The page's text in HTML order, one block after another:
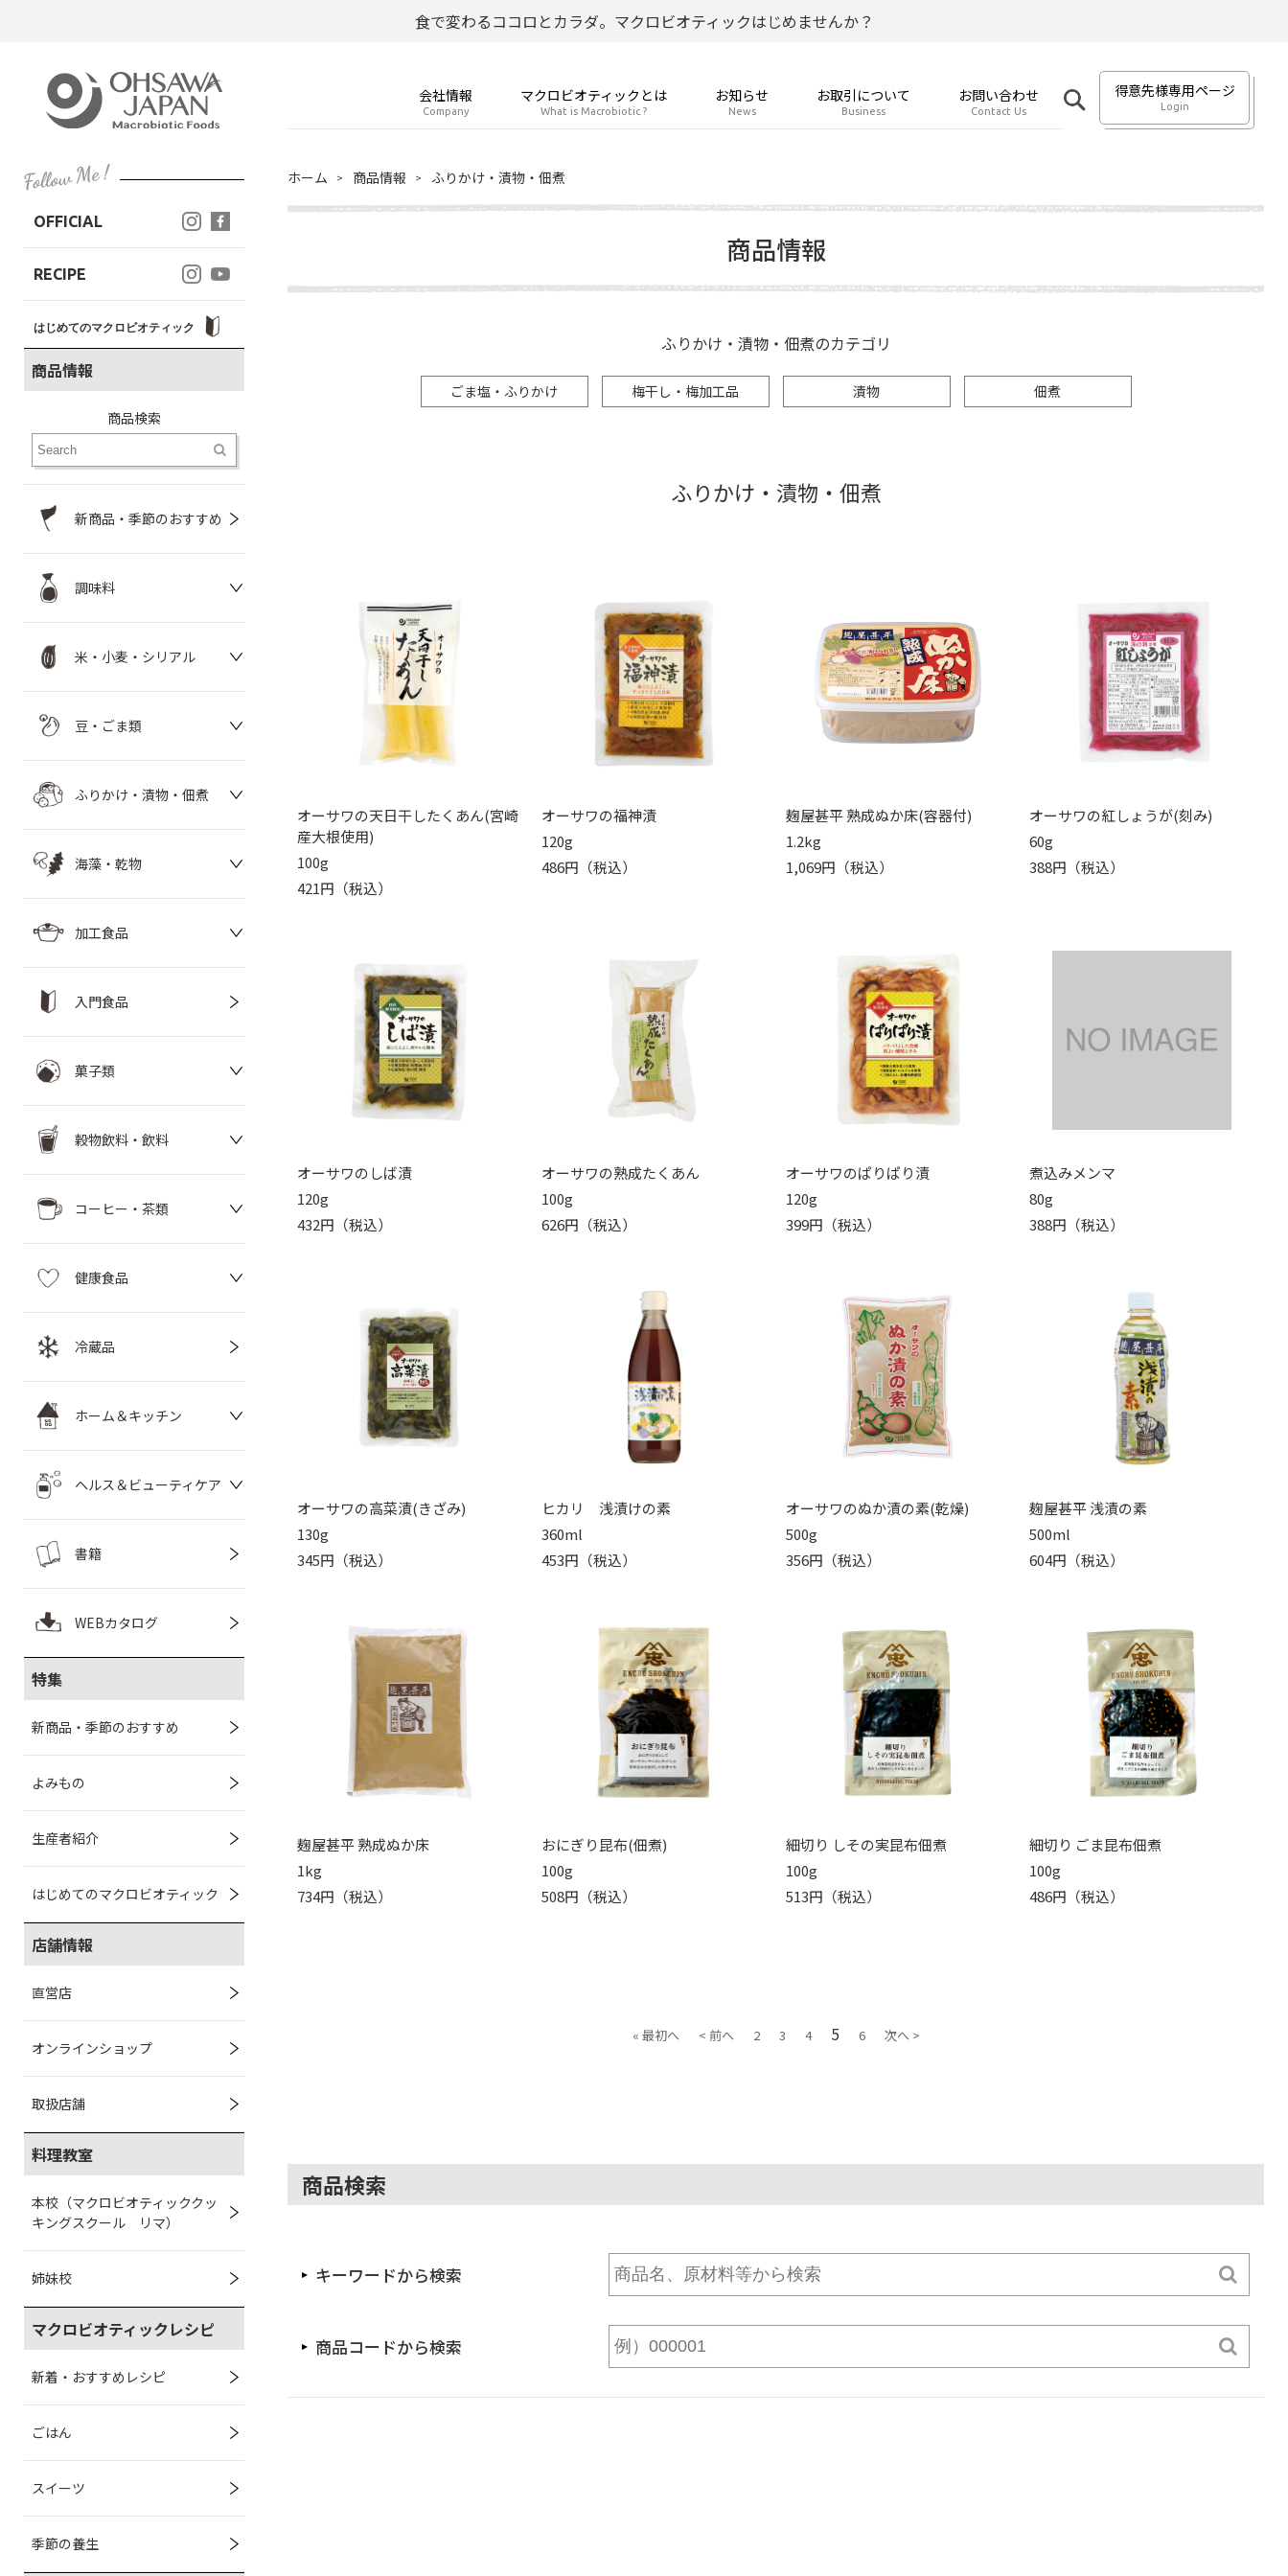
食で変わるココロとカラダ。マクロビオティックはじめませんか？
会社情報
Company
マクロビオティックとは
What is Macrobiotic ?
お知らせ
News
お取引について
Business
お問い合わせ
Contact Us
得意先様専用ページ
Login
OFFICIAL
RECIPE
はじめてのマクロビオティック
商品情報
商品検索
新商品・季節のおすすめ
調味料
米・小麦・シリアル
豆・ごま類
ふりかけ・漬物・佃煮
海藻・乾物
加工食品
入門食品
菓子類
穀物飲料・飲料
コーヒー・茶類
健康食品
冷蔵品
ホーム＆キッチン
ヘルス＆ビューティケア
書籍
WEBカタログ
特集
新商品・季節のおすすめ
よみもの
生産者紹介
はじめてのマクロビオティック
店舗情報
直営店
オンラインショップ
取扱店舗
料理教室
本校（マクロビオティッククッ
キングスクール リマ）
姉妹校
マクロビオティックレシピ
新着・おすすめレシピ
ごはん
スイーツ
季節の養生
ホーム 商品情報 ふりかけ・漬物・佃煮
商品情報
ふりかけ・漬物・佃煮のカテゴリ
ごま塩・ふりかけ 梅干し・梅加工品 漬物 佃煮
ふりかけ・漬物・佃煮
オーサワの天日干したくあん(宮崎
産大根使用)
100g
421円（税込）
オーサワの福神漬
120g
486円（税込）
麹屋甚平 熟成ぬか床(容器付)
1.2kg
1,069円（税込）
オーサワの紅しょうが(刻み)
60g
388円（税込）
オーサワのしば漬
120g
432円（税込）
オーサワの熟成たくあん
100g
626円（税込）
オーサワのぱりぱり漬
120g
399円（税込）
煮込みメンマ
80g
388円（税込）
オーサワの高菜漬(きざみ)
130g
345円（税込）
ヒカリ 浅漬けの素
360ml
453円（税込）
オーサワのぬか漬の素(乾燥)
500g
356円（税込）
麹屋甚平 浅漬の素
500ml
604円（税込）
麹屋甚平 熟成ぬか床
1kg
734円（税込）
おにぎり昆布(佃煮)
100g
508円（税込）
細切り しその実昆布佃煮
100g
513円（税込）
細切り ごま昆布佃煮
100g
486円（税込）
« 最初へ < 前へ 2 3 4 5 6 次へ >
商品検索
キーワードから検索
商品コードから検索